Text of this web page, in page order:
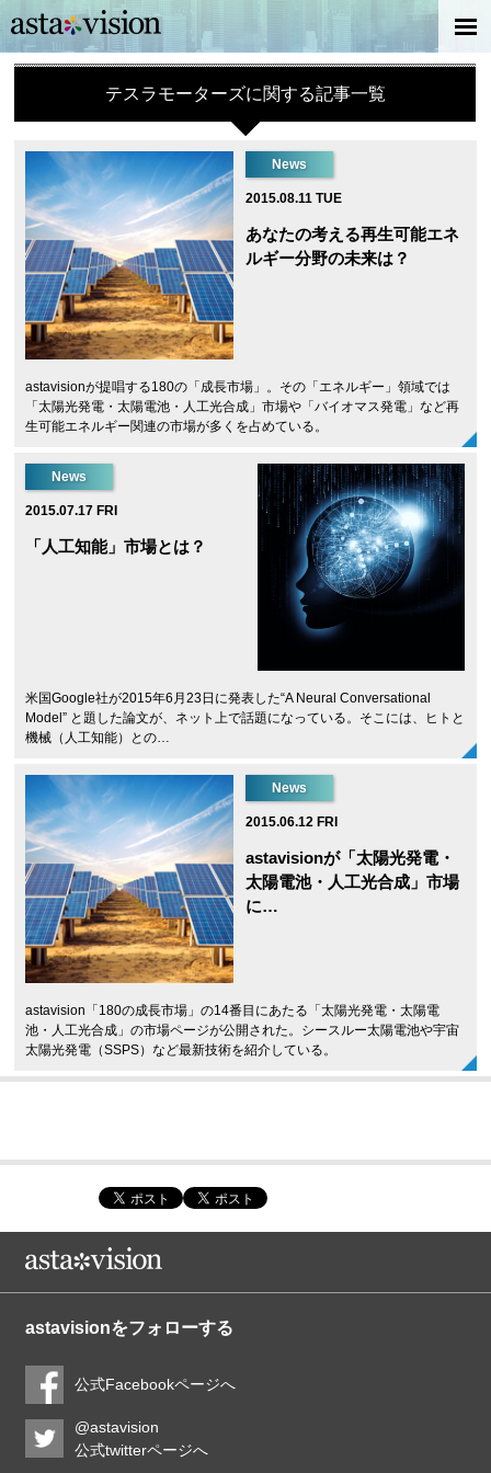
テスラモーターズに関する記事一覧
News
2015.08.11 TUE
あなたの考える再生可能エネ
ルギー分野の未来は？
astavisionが提唱する180の「成長市場」。その「エネルギー」領域では
「太陽光発電・太陽電池・人工光合成」市場や「バイオマス発電」など再
生可能エネルギー関連の市場が多くを占めている。
News
2015.07.17 FRI
「人工知能」市場とは？
米国Google社が2015年6月23日に発表した“A Neural Conversational
Model” と題した論文が、ネット上で話題になっている。そこには、ヒトと
機械（人工知能）との…
News
2015.06.12 FRI
astavisionが「太陽光発電・
太陽電池・人工光合成」市場
に…
astavision「180の成長市場」の14番目にあたる「太陽光発電・太陽電
池・人工光合成」の市場ページが公開された。シースルー太陽電池や宇宙
太陽光発電（SSPS）など最新技術を紹介している。
astavisionをフォローする
公式Facebookページへ
@astavision
公式twitterページへ